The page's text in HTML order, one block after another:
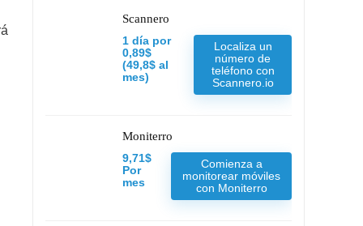
Scannero
1 día por
0,89$
(49,8$ al
mes)
Localiza un
número de
teléfono con
Scannero.io
Moniterro
9,71$
Por
mes
Comienza a
monitorear móviles
con Moniterro